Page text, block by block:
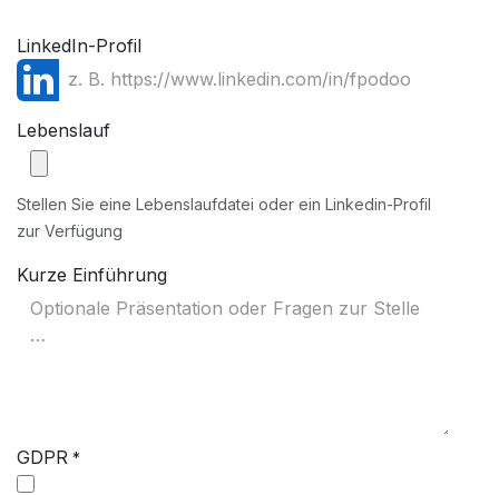
LinkedIn-Profil
Lebenslauf
Stellen Sie eine Lebenslaufdatei oder ein Linkedin-Profil
zur Verfügung
Kurze Einführung
GDPR *